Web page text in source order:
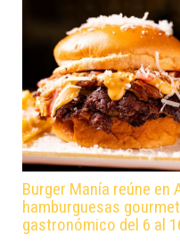
Burger Manía reúne en
hamburguesas
gastronómico del 6 al